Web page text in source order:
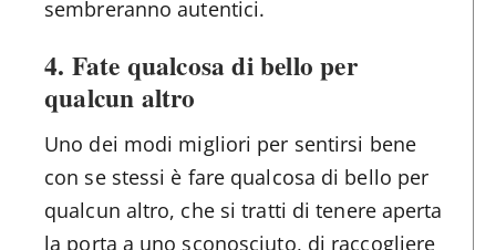
sembreranno autentici.
4. Fate qualcosa di bello per
qualcun altro
Uno dei modi migliori per sentirsi bene
con se stessi è fare qualcosa di bello per
qualcun altro, che si tratti di tenere aperta
la porta a uno sconosciuto, di raccogliere